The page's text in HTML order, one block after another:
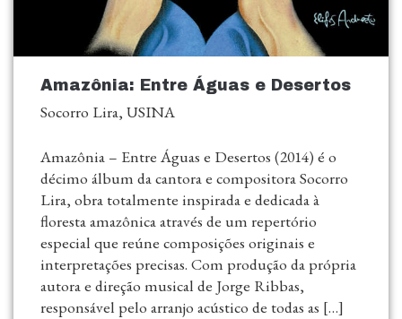
Amazônia: Entre Águas e Desertos
Socorro Lira, USINA
Amazônia – Entre Águas e Desertos (2014) é o
décimo álbum da cantora e compositora Socorro
Lira, obra totalmente inspirada e dedicada à
floresta amazônica através de um repertório
especial que reúne composições originais e
interpretações precisas. Com produção da própria
autora e direção musical de Jorge Ribbas,
responsável pelo arranjo acústico de todas as […]